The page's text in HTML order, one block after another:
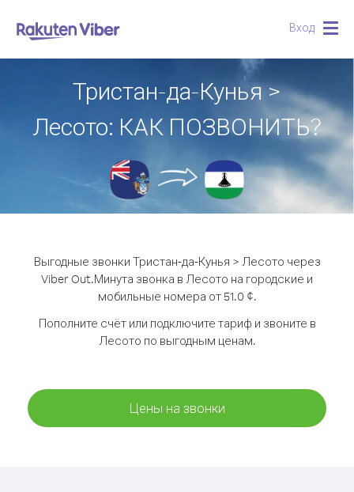
Вход
Тристан-да-Кунья >
Лесото: КАК ПОЗВОНИТЬ?
Выгодные звонки Тристан-да-Кунья > Лесото через
Viber Out.Минута звонка в Лесото на городские и
мобильные номера от 51.0 ¢.
Пополните счёт или подключите тариф и звоните в
Лесото по выгодным ценам.
Цены на звонки